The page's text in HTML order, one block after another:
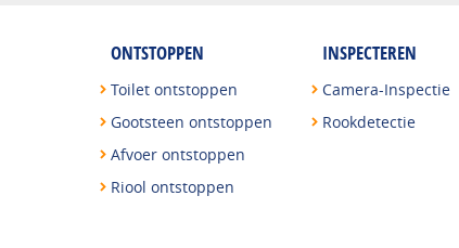
ONTSTOPPEN
Toilet ontstoppen
Gootsteen ontstoppen
Afvoer ontstoppen
Riool ontstoppen
INSPECTEREN
Camera-Inspectie
Rookdetectie